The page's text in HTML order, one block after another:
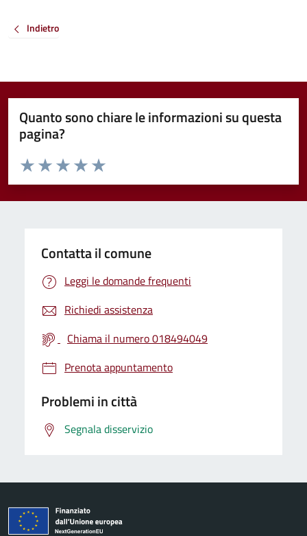
Indietro
Quanto sono chiare le informazioni su questa
pagina?
Valuta da 1 a 5 stelle la pagina
Valuta 5 stelle su 5
Valuta 4 stelle su 5
Valuta 3 stelle su 5
Valuta 2 stelle su 5
Valuta 1 stelle su 5
Contatta il comune
Leggi le domande frequenti
Richiedi assistenza
Chiama il numero 018494049
Prenota appuntamento
Problemi in città
Segnala disservizio